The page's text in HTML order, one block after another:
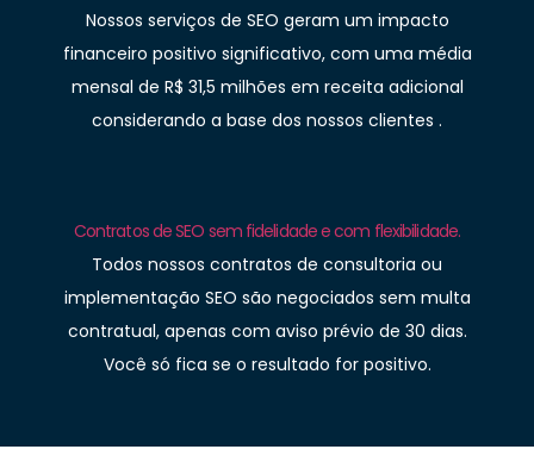
Nossos serviços de SEO geram um impacto
financeiro positivo significativo, com uma média
mensal de R$ 31,5 milhões em receita adicional
considerando a base dos nossos clientes .
Contratos de SEO sem fidelidade e com flexibilidade.
Todos nossos contratos de consultoria ou
implementação SEO são negociados sem multa
contratual, apenas com aviso prévio de 30 dias.
Você só fica se o resultado for positivo.